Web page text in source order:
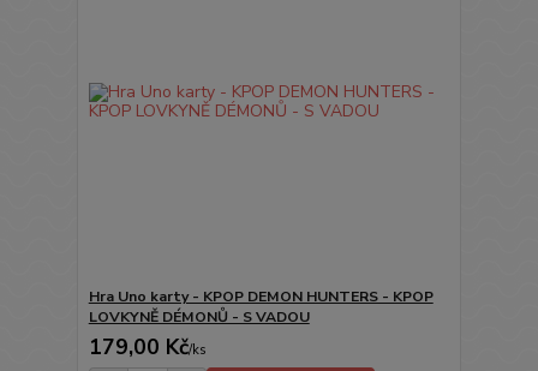
Hra Uno karty - KPOP DEMON HUNTERS - KPOP
LOVKYNĚ DÉMONŮ - S VADOU
179,00 Kč/ks